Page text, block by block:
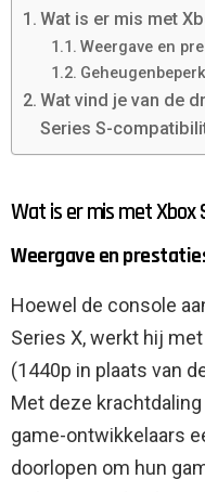
Wat is er mis met
Weergave en
Wat vind je van de
Series S-
Wat is er mis met Xbox
Weergave en
Hoewel de console
Series X, werkt hij
(1440p in plaats van
Met deze
game-ontwikkelaars
doorlopen om hun